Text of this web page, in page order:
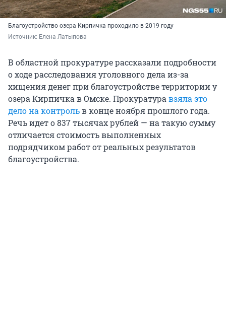
Благоустройство озера Кирпичка проходило в 2019 году
Источник: Елена Латыпова
В областной прокуратуре рассказали подробности
о ходе расследования уголовного дела из-за
хищения денег при благоустройстве территории у
озера Кирпичка в Омске. Прокуратуравзяла это
дело на контрольв конце ноября прошлого года.
Речь идет о 837 тысячах рублей — на такую сумму
отличается стоимость выполненных
подрядчиком работ от реальных результатов
благоустройства.